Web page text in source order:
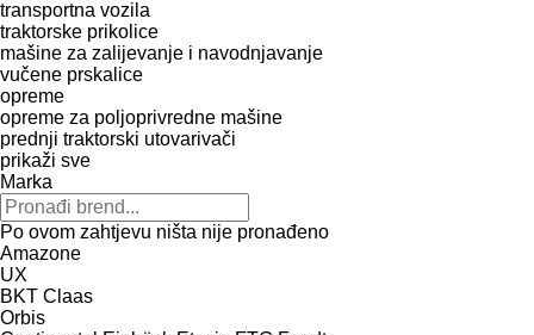
transportna vozila
traktorske prikolice
mašine za zaliјеvanje i navodnjavanje
vučene prskalice
opreme
opreme za poljoprivredne mašine
prednji traktorski utovarivači
prikaži sve
Marka
Po ovom zahtjevu ništa nije pronađeno
Amazone
UX
BKT Claas
Orbis